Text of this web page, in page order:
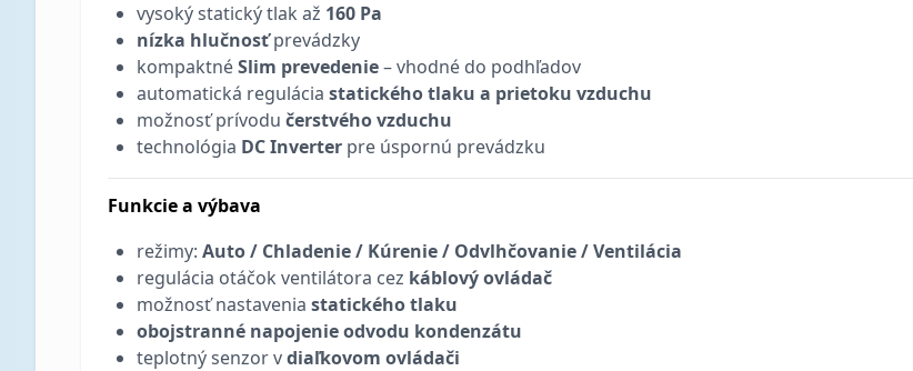
vysoký statický tlak až 160 Pa
nízka hlučnosťprevádzky
kompaktnéSlim prevedenie– vhodné do podhľadov
automatická regulácia statického tlaku a prietoku vzduchu
možnosť prívodu čerstvého vzduchu
technológia DC Inverter pre úspornú prevádzku
Funkcie a výbava
režimy: Auto / Chladenie / Kúrenie / Odvlhčovanie / Ventilácia
regulácia otáčok ventilátora cez káblový ovládač
možnosť nastavenia statického tlaku
obojstranné napojenie odvodu kondenzátu
teplotný senzor vdiaľkovom ovládači